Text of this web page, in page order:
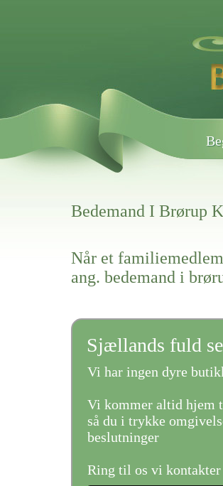
Bedemand I Brørup
Når et
ang. bedemand i
Sjællands fuld
Vi har ingen dyre
Vi kommer altid hjem
så du i trykke
beslutninger
Ring til os vi